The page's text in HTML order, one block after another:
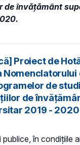
învăţământ
Proiect de
de
de
2019 - 2020
în condiţiile